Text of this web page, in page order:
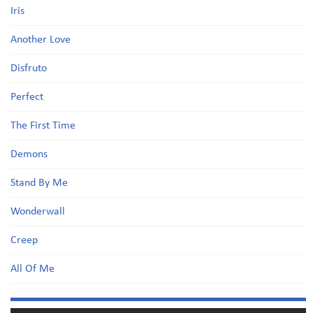
Iris
Another Love
Disfruto
Perfect
The First Time
Demons
Stand By Me
Wonderwall
Creep
All Of Me